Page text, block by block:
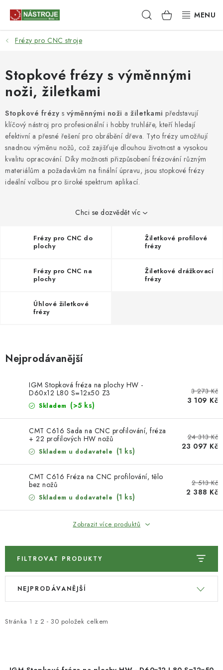
Hledat NÁKUPNÍ
KOŠÍK
NÁSTROJE
AKCE
BRUSIVO
ELEKTRONÁŘADÍ
LEPENÍ A SPOJOVÁNÍ
RUČNÍ NÁŘADÍ, PŘÍPRAVKY
DÁRKOVÉ POUKAZY
STROJE DO DÍLNY
NÁSTROJE PRO STOLAŘE
NÁSTROJE PRO ŘEZÁNÍ DŘEVA
NÁSTROJE PRO FRÉZOVÁNÍ
NÁSTROJE PRO ŘEZÁNÍ KOVU
POTŘEBUJI DOBRÝ STROJ
KONTAKTY
Moje objednávka
Frézy pro CNC stroje
Stopkové frézy s výměnnými
noži, žiletkami
Stopkové frézy s výměnnými noži a žiletkami představují
klíčový nástroj pro profesionální i hobby truhláře, kteří hledají
efektivní a přesné řešení pro obrábění dřeva. Tyto frézy umožňují
snadnou výměnu nožů, což zajišťuje dlouhou životnost a vysokou
kvalitu opracování. Díky možnosti přizpůsobení frézování různým
materiálům a požadavkům na finální úpravu, jsou stopkové frézy
ideální volbou pro široké spektrum aplikací.
Chci se dozvědět víc
Frézy pro CNC do
plochy
Žiletkové profilové
frézy
Frézy pro CNC na
plochy
Žiletkové drážkovací
frézy
Úhlové žiletkové
frézy
Nejprodávanější
IGM Stopková fréza na plochy HW -
D60x12 L80 S=12x50 Z3
Skladem (>5 ks)
3 273 Kč
3 109 Kč
CMT C616 Sada na CNC profilování, fréza
+ 22 profilových HW nožů
Skladem u dodavatele (1 ks)
24 313 Kč
23 097 Kč
CMT C616 Fréza na CNC profilování, tělo
bez nožů
Skladem u dodavatele (1 ks)
2 513 Kč
2 388 Kč
Zobrazit více produktů
FILTROVAT PRODUKTY
V
i
Stránka 1 z 2 - 30 položek celkem
Ř
e
p
NEJPRODÁVANĚJŠÍ